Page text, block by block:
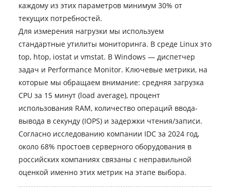
каждому из этих параметров минимум 30% от
текущих потребностей.
Для измерения нагрузки мы используем
стандартные утилиты мониторинга. В среде Linux это
top, htop, iostat и vmstat. В Windows — диспетчер
задач и Performance Monitor. Ключевые метрики, на
которые мы обращаем внимание: средняя загрузка
CPU за 15 минут (load average), процент
использования RAM, количество операций ввода-
вывода в секунду (IOPS) и задержки чтения/записи.
Согласно исследованию компании IDC за 2024 год,
около 68% простоев серверного оборудования в
российских компаниях связаны с неправильной
оценкой именно этих метрик на этапе выбора.